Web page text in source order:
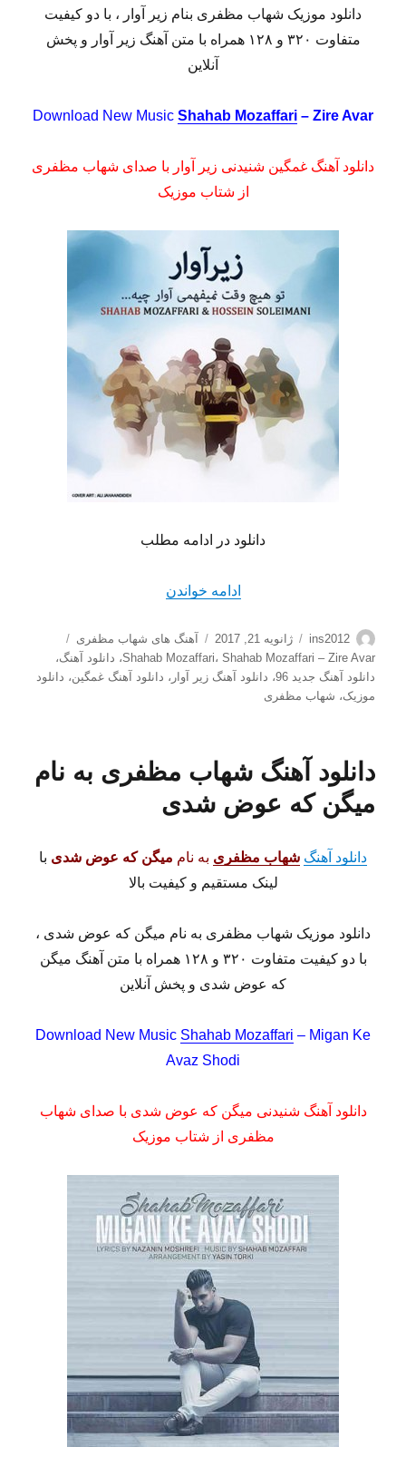
دانلود موزیک شهاب مظفری بنام زیر آوار ، با دو کیفیت
متفاوت ۳۲۰ و ۱۲۸ همراه با متن آهنگ زیر آوار و پخش
آنلاین
Download New Music Shahab Mozaffari – Zire Avar
دانلود آهنگ غمگین شنیدنی زیر آوار با صدای شهاب مظفری
از شتاب موزیک
دانلود در ادامه مطلب
ادامه خواندن
نویسنده
ins2012
ارسال
شده
در
ژانویه 21, 2017 دسته‌ها
آهنگ های شهاب مظفری
Shahab Mozaffari، Shahab Mozaffari – Zire Avar ، دانلود آهنگ،
دانلود آهنگ جدید 96
، دانلود آهنگ زیر آوار ، دانلود آهنگ غمگین، دانلود
موزیک، شهاب مظفری
دانلود آهنگ شهاب مظفری به نام
میگن که عوض شدی
دانلود آهنگ شهاب مظفری به نام میگن که عوض شدی با
لینک مستقیم و کیفیت بالا
دانلود موزیک شهاب مظفری به نام میگن که عوض شدی ،
با دو کیفیت متفاوت ۳۲۰ و ۱۲۸ همراه با متن آهنگ میگن
که عوض شدی و پخش آنلاین
Download New Music Shahab Mozaffari – Migan Ke
Avaz Shodi
دانلود آهنگ شنیدنی میگن که عوض شدی با صدای شهاب
مظفری از شتاب موزیک